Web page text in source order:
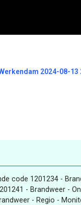
2024-08-13
code 1201234 -
- Brandweer -
- Regio -